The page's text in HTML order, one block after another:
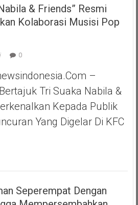
& Friends” Resmi
Kolaborasi Musisi Pop
0
–
Tri Suaka Nabila &
Kepada Publik
Yang Digelar Di KFC
Seperempat Dengan